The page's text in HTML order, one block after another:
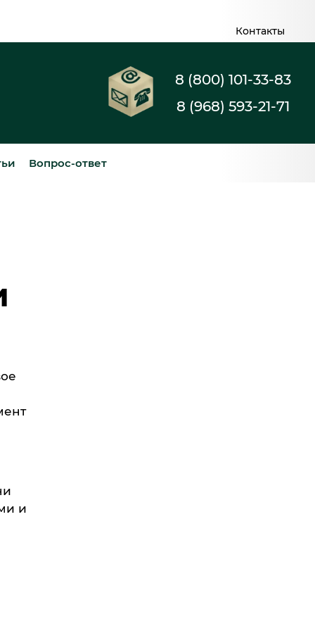
Контакты
8 (800) 101-33-83
8 (968) 593-21-71
Вопрос-ответ
и